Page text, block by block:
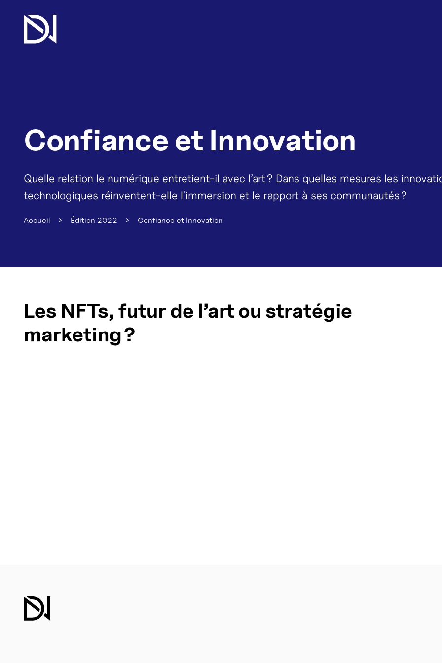
Confiance et Innovation
Quelle relation le numérique entretient-il avec l’art ? Dans quelles mesures les
technologiques réinventent-elle l’immersion et le rapport à ses communautés ?
Accueil Édition 2022 Confiance et Innovation
Les NFTs, futur de l’art ou stratégie
marketing ?